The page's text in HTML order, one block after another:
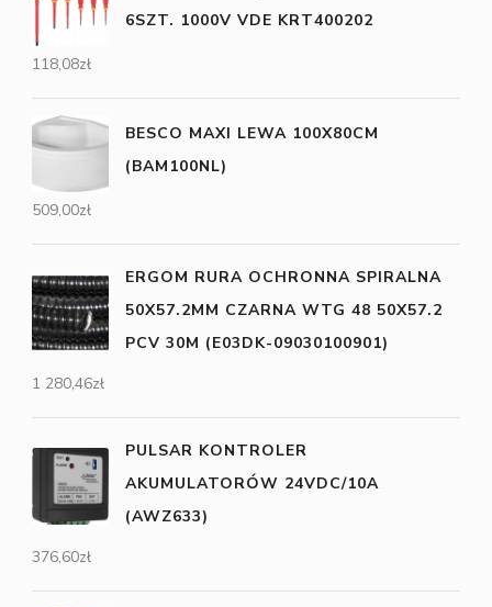
6SZT. 1000V VDE KRT400202
118,08zł
BESCO MAXI LEWA 100X80CM
(BAM100NL)
509,00zł
ERGOM RURA OCHRONNA SPIRALNA
50X57.2MM CZARNA WTG 48 50X57.2
PCV 30M (E03DK-09030100901)
1 280,46zł
PULSAR KONTROLER
AKUMULATORÓW 24VDC/10A
(AWZ633)
376,60zł